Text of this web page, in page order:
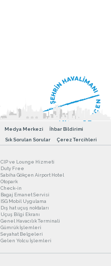
Medya Merkezi
İhbar Bildirimi
Sık Sorulan Sorular Çerez Tercihleri
CIP ve Lounge Hizmeti
Duty Free
Sabiha Gökçen Airport Hotel
Otopark
Check-in
Bagaj Emanet Servisi
ISG Mobil Uygulama
Dış hat uçuş noktaları
Uçuş Bilgi Ekranı
Genel Havacılık Terminali
Gümrük İşlemleri
Seyahat Belgeleri
Gelen Yolcu İşlemleri